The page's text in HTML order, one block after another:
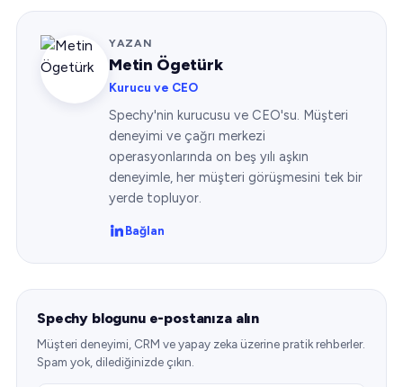
YAZAN
Metin Ögetürk
Kurucu ve CEO
Spechy'nin kurucusu ve CEO'su. Müşteri
deneyimi ve çağrı merkezi
operasyonlarında on beş yılı aşkın
deneyimle, her müşteri görüşmesini tek bir
yerde topluyor.
Bağlan
Spechy blogunu e-postanıza alın
Müşteri deneyimi, CRM ve yapay zeka üzerine pratik rehberler.
Spam yok, dilediğinizde çıkın.